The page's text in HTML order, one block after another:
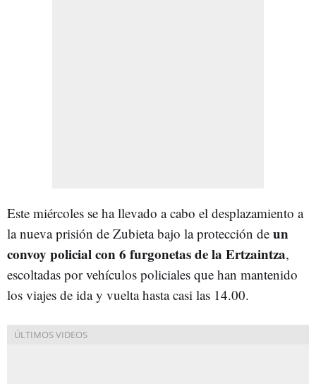
Este miércoles se ha llevado a cabo el desplazamiento a
la nueva prisión de Zubieta bajo la protección de un
convoy policial con 6 furgonetas de la Ertzaintza,
escoltadas por vehículos policiales que han mantenido
los viajes de ida y vuelta hasta casi las 14.00.